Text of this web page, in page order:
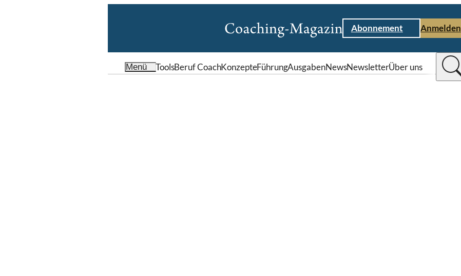
Abonnement Anmelden
Menü ToolsBeruf CoachKonzepteFührungAusgabenNewsNewsletterÜber uns